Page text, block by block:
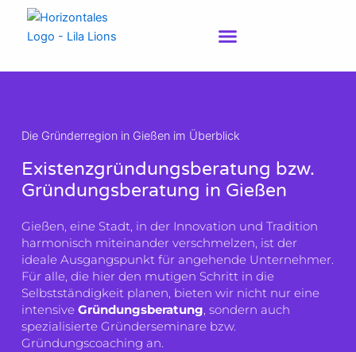
springen
Die Gründerregion in Gießen im Überblick
Existenzgründungsberatung bzw.
Gründungsberatung in Gießen
Gießen, eine Stadt, in der Innovation und Tradition
harmonisch miteinander verschmelzen, ist der
ideale Ausgangspunkt für angehende Unternehmer.
Für alle, die hier den mutigen Schritt in die
Selbstständigkeit planen, bieten wir nicht nur eine
intensiveGründungsberatung, sondern auch
spezialisierte Gründerseminare bzw.
Gründungscoaching an.